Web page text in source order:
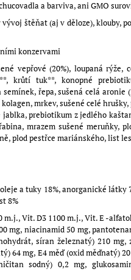
a barviva, ani GMO
štěňat (aj v děloze), klouby,
konzervami
vepřové (20%), loupaná rýže,
krůtí tuk**, konopné
řepa, sušená celá aronie
mrkev, sušené celé
prebiotikum z jedlého
mrazem sušené meruňky,
plod pestřce mariánského, list
a tuky 18%, anorganické látky
8%
m.j., Vit. D3 1100 m.j., Vit. E -
mg, niacinamid 50 mg,
síran železnatý) 210 mg,
64 mg, E4 měď (oxid měďnatý)
sodný) 0,2 mg,